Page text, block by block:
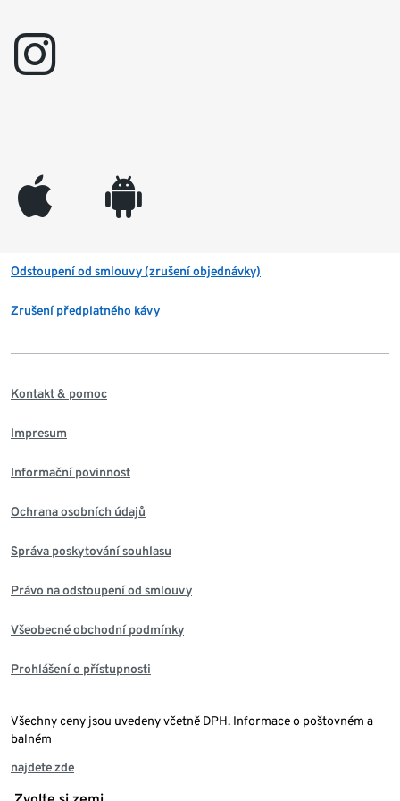
instagram
appleinc android
Odstoupení od smlouvy (zrušení objednávky)
Zrušení předplatného kávy
Kontakt & pomoc
Impresum
Informační povinnost
Ochrana osobních údajů
Správa poskytování souhlasu
Právo na odstoupení od smlouvy
Všeobecné obchodní podmínky
Prohlášení o přístupnosti
Všechny ceny jsou uvedeny včetně DPH. Informace o poštovném a
balném
najdete zde